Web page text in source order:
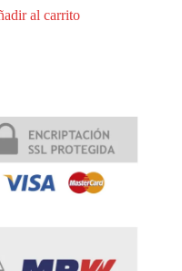
al carrito